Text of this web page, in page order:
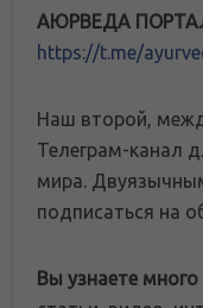
АЮРВЕДА
https://t.me/
Наш второй,
Телеграм-канал
мира.
подписаться на
Вы узнаете много